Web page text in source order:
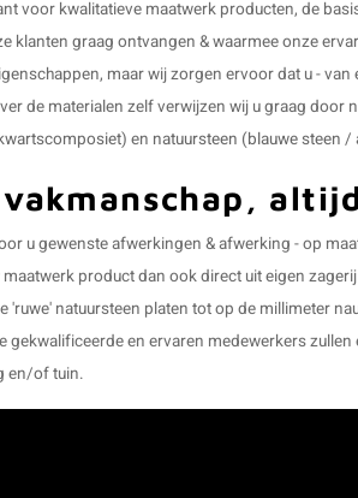
voor kwalitatieve maatwerk producten, de
klanten graag ontvangen & waarmee onze
maar wij zorgen ervoor dat u -
de materialen zelf verwijzen wij u graag
) en natuursteen (blauwe steen /
u gewenste afwerkingen & afwerking - op
product dan ook direct uit eigen
'ruwe' natuursteen platen tot op de millimeter
gekwalificeerde en ervaren medewerkers
en/of tuin.